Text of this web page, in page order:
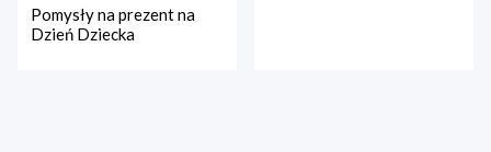
Pomysły na prezent na
Dzień Dziecka